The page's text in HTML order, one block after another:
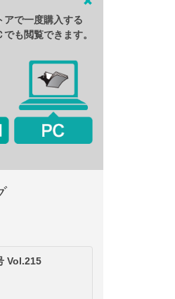
アで一度購入する
も閲覧できます。
Vol.215